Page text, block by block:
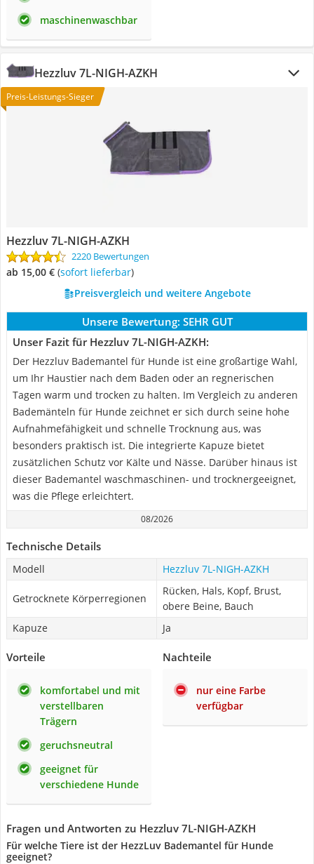
maschinenwaschbar
Hezzluv 7L-NIGH-AZKH
Preis-Leistungs-Sieger
Hezzluv 7L-NIGH-AZKH
2220 Bewertungen
ab 15,00 € ( Sofort lieferbar)
Preisvergleich und weitere Angebote
Unsere Bewertung: SEHR GUT
Unser Fazit für Hezzluv 7L-NIGH-AZKH:
Der Hezzluv Bademantel für Hunde ist eine großartige Wahl,
um Ihr Haustier nach dem Baden oder an regnerischen
Tagen warm und trocken zu halten. Im Vergleich zu anderen
Bademänteln für Hunde zeichnet er sich durch seine hohe
Aufnahmefähigkeit und schnelle Trocknung aus, was
besonders praktisch ist. Die integrierte Kapuze bietet
zusätzlichen Schutz vor Kälte und Nässe. Darüber hinaus ist
dieser Bademantel waschmaschinen- und trocknergeeignet,
was die Pflege erleichtert.
08/2026
Technische Details
Modell Hezzluv 7L-NIGH-AZKH
Getrocknete Körperregionen
Rücken, Hals, Kopf, Brust,
obere Beine, Bauch
Kapuze
Ja
Vorteile
komfortabel und mit
verstellbaren
Trägern
geruchsneutral
geeignet für
verschiedene Hunde
Nachteile
nur eine Farbe
verfügbar
Fragen und Antworten zu Hezzluv 7L-NIGH-AZKH
Für welche Tiere ist der HezzLuv Bademantel für Hunde
geeignet?